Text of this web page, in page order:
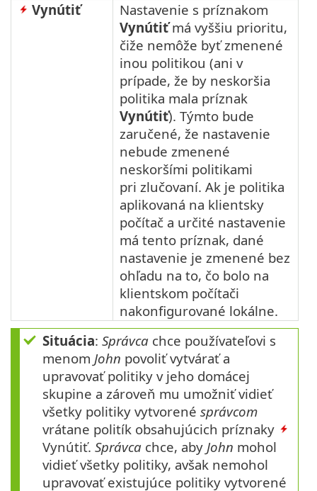
Vynútiť
Nastavenie s príznakom
Vynútiťmá vyššiu prioritu,
čiže nemôže byť zmenené
inou politikou (ani v
prípade, že by neskoršia
politika mala príznak
Vynútiť). Týmto bude
zaručené, že nastavenie
nebude zmenené
neskoršími politikami
pri zlučovaní. Ak je politika
aplikovaná na klientsky
počítač a určité nastavenie
má tento príznak, dané
nastavenie je zmenené bez
ohľadu na to, čo bolo na
klientskom počítači
nakonfigurované lokálne.
Situácia: Správca chce používateľovi s
menom John povoliť vytvárať a
upravovať politiky v jeho domácej
skupine a zároveň mu umožniť vidieť
všetky politiky vytvorené správcom
vrátane politík obsahujúcich príznaky
Vynútiť. Správca chce, aby John mohol
vidieť všetky politiky, avšak nemohol
upravovať existujúce politiky vytvorené